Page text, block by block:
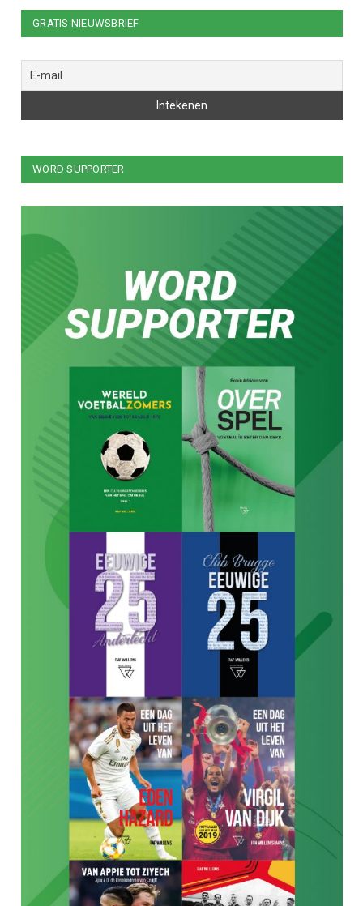
GRATIS NIEUWSBRIEF
WORD SUPPORTER